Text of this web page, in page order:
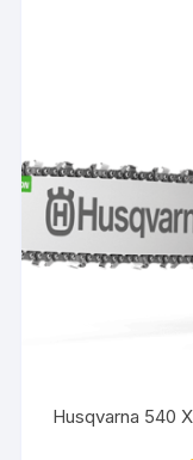
Husqvarna 540